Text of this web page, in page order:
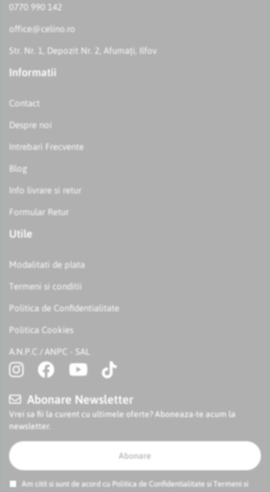
0770 990 142
office@celino.ro
Str. Nr. 1, Depozit Nr. 2, Afumați, Ilfov
Informatii
Contact
Despre noi
Intrebari Frecvente
Blog
Info livrare si retur
Formular Retur
Utile
Modalitati de plata
Termeni si conditii
Politica de Confidentialitate
Politica Cookies
A.N.P.C / ANPC - SAL
Abonare Newsletter
Vrei sa fii la curent cu ultimele oferte? Aboneaza-te acum la
newsletter.
Abonare
Am citit si sunt de acord cu Politica de Confidentialitate si
Termeni si